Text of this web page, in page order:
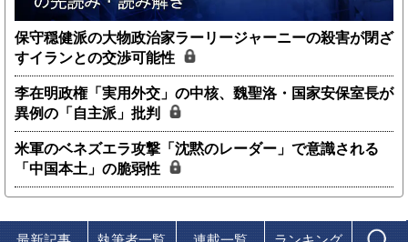
保守穏健派の大物政治家ラーリージャーニーの殺害が閉ざ
すイランとの交渉可能性
李在明政権「実用外交」の中核、魏聖洛・国家安保室長が
異例の「自主派」批判
米軍のベネズエラ攻撃「沈黙のレーダー」で意識される
「中国本土」の脆弱性